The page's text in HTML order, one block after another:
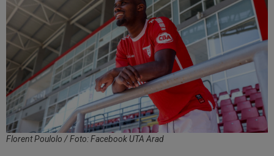
Florent Poulolo / Foto: Facebook UTA Arad